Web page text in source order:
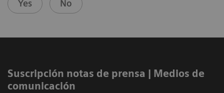
Yes No
Suscripción notas de prensa ​| Medios de
comunicación